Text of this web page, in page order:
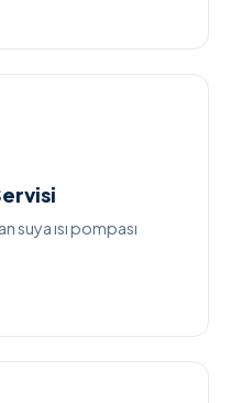
suya ısı pompası